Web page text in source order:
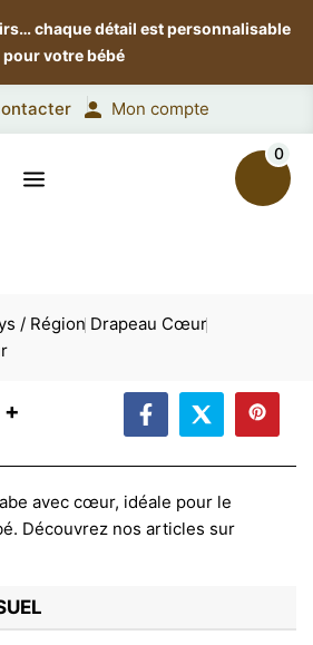
chaque détail est personnalisable
pour votre bébé
Mon compte
0
/ Région Drapeau Cœur